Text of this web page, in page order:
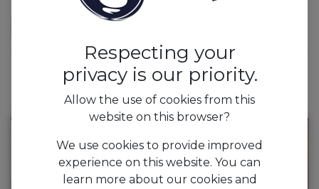
Respecting your
privacy is our priority.
Allow the use of cookies from this
website on this browser?
We use cookies to provide improved
experience on this website. You can
learn more about our cookies and